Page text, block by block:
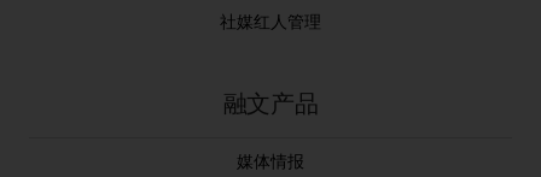
社媒红人管理
融文产品
媒体情报